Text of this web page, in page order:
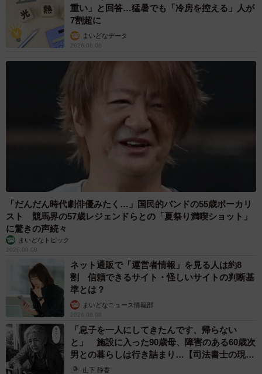
重い」と回答…猛暑でも「冷房を控える」人が
7割超に
まいどなデータ
2026.08.08
「だんだん時代劇俳優みたく…」国民的バンドの55歳ボーカリ
スト 競馬界の57歳レジェンドらとの「夏祭り満喫ショット」
に驚きの声続々
まいどなトピック
2026.08.08
ネット通販で「運営者情報」を見る人は約8
割 信頼できるサイト・怪しいサイトの判断基
準とは？
まいどなニュース情報部
2026.08.08
「息子を一人にしてきたんです、帰らない
と」 施設に入った90歳母、障害のある60歳次
男との暮らしは行き詰まり…【司法書士の現場
から】山下 静香